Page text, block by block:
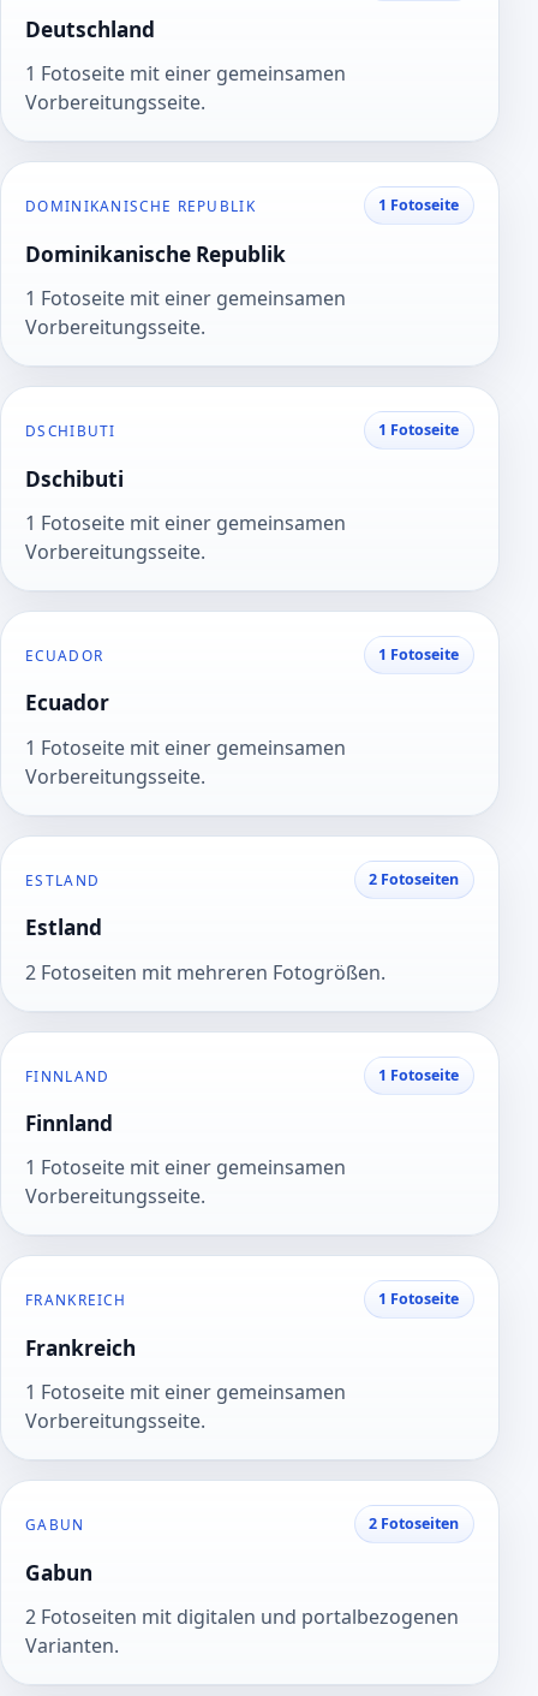
Deutschland
1 Fotoseite mit einer gemeinsamen
Vorbereitungsseite.
DOMINIKANISCHE REPUBLIK 1 Fotoseite
Dominikanische Republik
1 Fotoseite mit einer gemeinsamen
Vorbereitungsseite.
DSCHIBUTI 1 Fotoseite
Dschibuti
1 Fotoseite mit einer gemeinsamen
Vorbereitungsseite.
ECUADOR 1 Fotoseite
Ecuador
1 Fotoseite mit einer gemeinsamen
Vorbereitungsseite.
ESTLAND 2 Fotoseiten
Estland
2 Fotoseiten mit mehreren Fotogrößen.
FINNLAND 1 Fotoseite
Finnland
1 Fotoseite mit einer gemeinsamen
Vorbereitungsseite.
FRANKREICH 1 Fotoseite
Frankreich
1 Fotoseite mit einer gemeinsamen
Vorbereitungsseite.
GABUN 2 Fotoseiten
Gabun
2 Fotoseiten mit digitalen und portalbezogenen
Varianten.